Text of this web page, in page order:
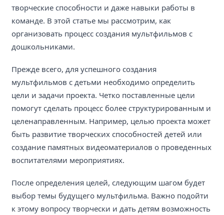
творческие способности и даже навыки работы в
команде. В этой статье мы рассмотрим, как
организовать процесс создания мультфильмов с
дошкольниками.
Прежде всего, для успешного создания
мультфильмов с детьми необходимо определить
цели и задачи проекта. Четко поставленные цели
помогут сделать процесс более структурированным и
целенаправленным. Например, целью проекта может
быть развитие творческих способностей детей или
создание памятных видеоматериалов о проведенных
воспитателями мероприятиях.
После определения целей, следующим шагом будет
выбор темы будущего мультфильма. Важно подойти
к этому вопросу творчески и дать детям возможность